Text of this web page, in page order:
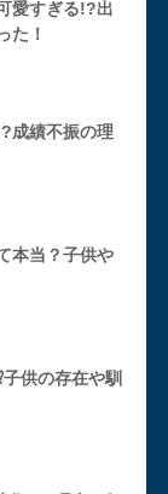
愛すぎる!?出
た！
成績不振の理
本当？子供や
供の存在や馴